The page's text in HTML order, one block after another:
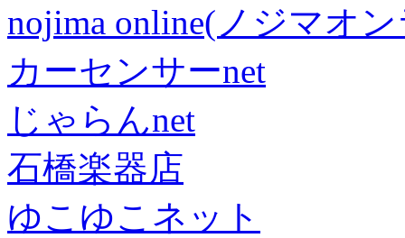
nojima online(ノジマオ
カーセンサーnet
じゃらんnet
石橋楽器店
ゆこゆこネット